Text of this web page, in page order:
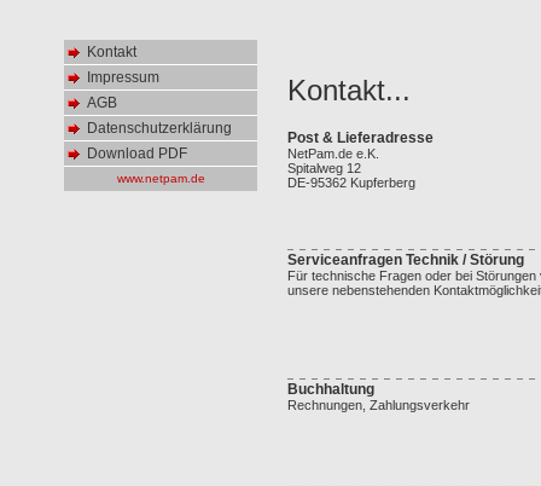
Kontakt
Impressum
AGB
Datenschutzerklärung
Download PDF
www.netpam.de